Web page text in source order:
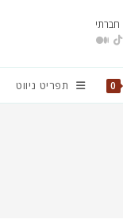
חברתי
0 תפריט ניווט